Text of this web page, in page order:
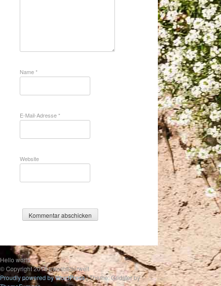
Name*
E-Mail-Adresse*
Website
Hello world
© Copyright 2018 uwesbilderwelt
Proudly powered by WordPress|Theme: Gridster by